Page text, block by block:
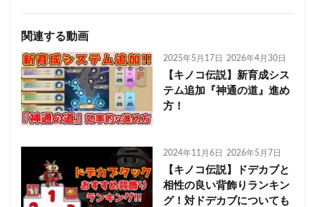
関連する動画
2025年5月17日 2026年4月30日
【キノコ伝説】新育成シス
テム追加『神通の道』進め
方！
2024年11月6日 2026年5月7日
【キノコ伝説】ドデカブと
相性の良い背飾りランキン
グ！対ドデカブについても